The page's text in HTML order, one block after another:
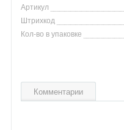
Артикул
Штрихкод
Кол-во в упаковке
Комментарии